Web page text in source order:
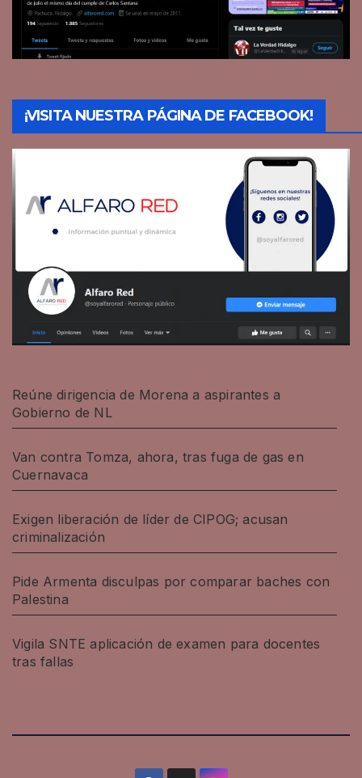
¡VISITA NUESTRA PÁGINA DE FACEBOOK!
Reúne dirigencia de Morena a aspirantes a
Gobierno de NL
Van contra Tomza, ahora, tras fuga de gas en
Cuernavaca
Exigen liberación de líder de CIPOG; acusan
criminalización
Pide Armenta disculpas por comparar baches con
Palestina
Vigila SNTE aplicación de examen para docentes
tras fallas